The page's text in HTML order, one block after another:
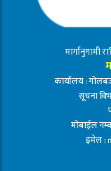
मार्गानुगामी
कार्यालय :
सूचना
मोबाईल
इमेल :